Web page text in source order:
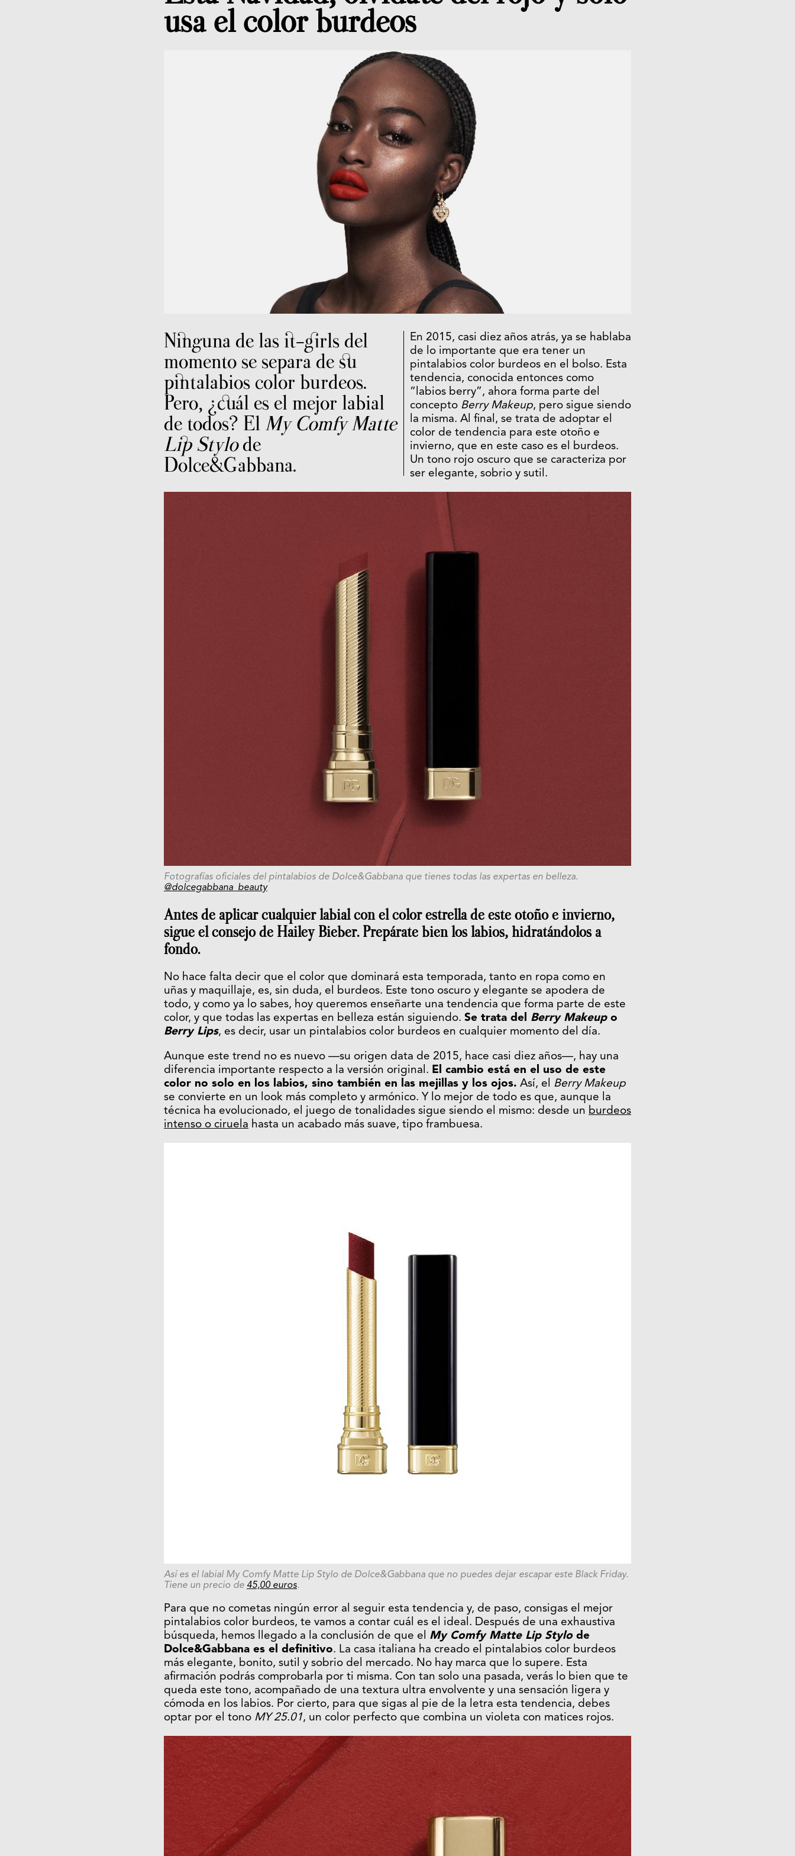
usa el color burdeos
Ninguna de las it-girls del
momento se separa de su
pintalabios color burdeos.
Pero, ¿cuál es el mejor labial
de todos? El My Comfy Matte
Lip Stylode
Dolce&Gabbana.
En 2015, casi diez años atrás, ya se hablaba
de lo importante que era tener un
pintalabios color burdeos en el bolso. Esta
tendencia, conocida entonces como
“labios berry”, ahora forma parte del
concepto Berry Makeup, pero sigue siendo
la misma. Al final, se trata de adoptar el
color de tendencia para este otoño e
invierno, que en este caso es el burdeos.
Un tono rojo oscuro que se caracteriza por
ser elegante, sobrio y sutil.
Fotografías oficiales del pintalabios de Dolce&Gabbana que tienes todas las expertas en belleza.
@dolcegabbana_beauty
Antes de aplicar cualquier labial con el color estrella de este otoño e invierno,
sigue el consejo de Hailey Bieber. Prepárate bien los labios, hidratándolos a
fondo.
No hace falta decir que el color que dominará esta temporada, tanto en ropa como en
uñas y maquillaje, es, sin duda, el burdeos. Este tono oscuro y elegante se apodera de
todo, y como ya lo sabes, hoy queremos enseñarte una tendencia que forma parte de este
color, y que todas las expertas en belleza están siguiendo. Se trata del Berry Makeupo
Berry Lips, es decir, usar un pintalabios color burdeos en cualquier momento del día.
Aunque este trend no es nuevo —su origen data de 2015, hace casi diez años—, hay una
diferencia importante respecto a la versión original. El cambio está en el uso de este
color no solo en los labios, sino también en las mejillas y los ojos. Así, el Berry Makeup
se convierte en un look más completo y armónico. Y lo mejor de todo es que, aunque la
técnica ha evolucionado, el juego de tonalidades sigue siendo el mismo: desde un burdeos
intenso o ciruela hasta un acabado más suave, tipo frambuesa.
Así es el labial My Comfy Matte Lip Stylo de Dolce&Gabbana que no puedes dejar escapar este Black Friday.
Tiene un precio de 45,00 euros.
Para que no cometas ningún error al seguir esta tendencia y, de paso, consigas el mejor
pintalabios color burdeos, te vamos a contar cuál es el ideal. Después de una exhaustiva
búsqueda, hemos llegado a la conclusión de que el My Comfy Matte Lip Stylode
Dolce&Gabbana es el definitivo. La casa italiana ha creado el pintalabios color burdeos
más elegante, bonito, sutil y sobrio del mercado. No hay marca que lo supere. Esta
afirmación podrás comprobarla por ti misma. Con tan solo una pasada, verás lo bien que te
queda este tono, acompañado de una textura ultra envolvente y una sensación ligera y
cómoda en los labios. Por cierto, para que sigas al pie de la letra esta tendencia, debes
optar por el tono MY 25.01, un color perfecto que combina un violeta con matices rojos.